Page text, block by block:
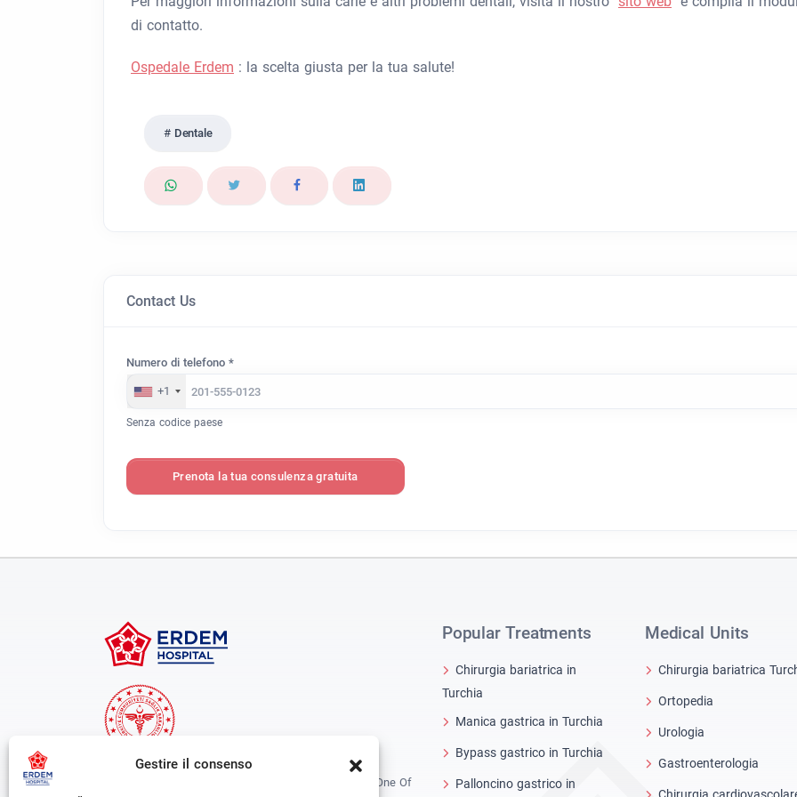
Gestire il consenso
di contatto.
Ospedale Erdem : la scelta giusta per la tua salute!
Dentale
Contact Us
Numero di telefono *
+1
Senza codice paese
Prenota la tua consulenza gratuita
Erdem Healthcare Group Established In 1988, And Is One Of
Popular Treatments
Chirurgia bariatrica in
Turchia
Manica gastrica in Turchia
Bypass gastrico in Turchia
Palloncino gastrico in
Medical Units
Chirurgia bariatrica
Ortopedia
Urologia
Gastroenterologia